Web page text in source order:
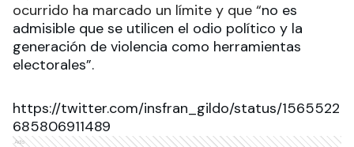
ocurrido ha marcado un límite y que “no es
admisible que se utilicen el odio político y la
generación de violencia como herramientas
electorales”.
https://twitter.com/insfran_gildo/status/1565522
685806911489
Ads